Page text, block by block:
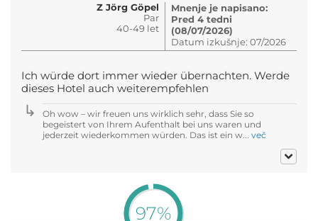
Z Jörg Göpel
Par
40-49 let
Mnenje je napisano:
Pred 4 tedni
(08/07/2026)
Datum izkušnje: 07/2026
Ich würde dort immer wieder übernachten. Werde
dieses Hotel auch weiterempfehlen
Oh wow – wir freuen uns wirklich sehr, dass Sie so
begeistert von Ihrem Aufenthalt bei uns waren und
jederzeit wiederkommen würden. Das ist ein w... več
97%